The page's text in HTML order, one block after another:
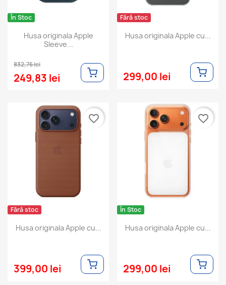
În Stoc
Husa originala Apple
Sleeve...
832,76 lei
249,83 lei
Fără stoc
Husa originala Apple cu...
299,00 lei
Fără stoc
Husa originala Apple cu...
399,00 lei
favorite_border
În Stoc
Husa originala Apple cu...
299,00 lei
favorite_border